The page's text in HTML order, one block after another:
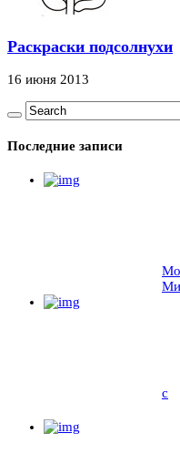
Раскраски подсолнухи
16 июня 2013
Последние записи
c